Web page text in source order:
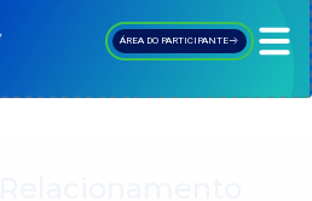
ÁREA DO PARTICIPANTE